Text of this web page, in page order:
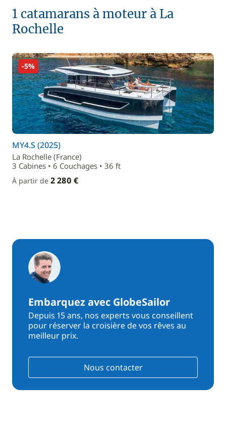
1 catamarans à moteur à La
Rochelle
-5%
MY4.S (2025)
La Rochelle (France)
3 Cabines • 6 Couchages • 36 ft
À partir de 2 280 €
Embarquez avec GlobeSailor
Depuis 15 ans, nos experts vous conseillent
pour réserver la croisière de vos rêves au
meilleur prix.
Nous contacter